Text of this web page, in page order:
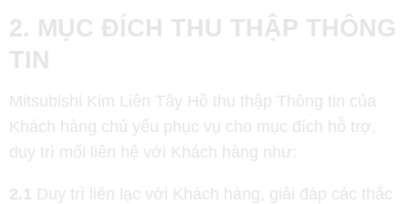
2. MỤC ĐÍCH THU THẬP THÔNG
TIN
Mitsubishi Kim Liên Tây Hồ thu thập Thông tin của
Khách hàng chủ yếu phục vụ cho mục đích hỗ trợ,
duy trì mối liên hệ với Khách hàng như:
2.1 Duy trì liên lạc với Khách hàng, giải đáp các thắc